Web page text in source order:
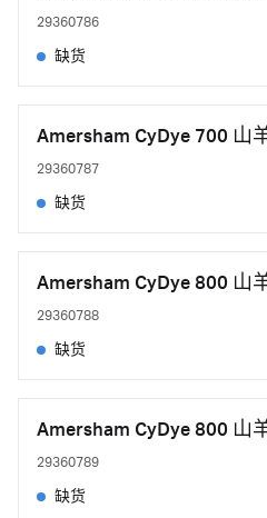
29360786
缺货
Amersham CyDye 700 山
29360787
缺货
Amersham CyDye 800 山
29360788
缺货
Amersham CyDye 800 山
29360789
缺货